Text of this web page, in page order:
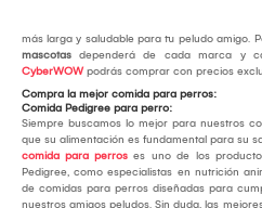
más larga y saludable para tu peludo amigo.
mascotasdependerá de cada marca y
CyberWOWpodrás comprar con precios
Compra la mejor comida para perros:
Comida Pedigree para perro:
Siempre buscamos lo mejor para nuestros
que su alimentación es fundamental para su
comida para perroses uno de los
Pedigree, como especialistas en nutrición
de comidas para perros diseñadas para
nuestros amigos peludos. Sin duda, las